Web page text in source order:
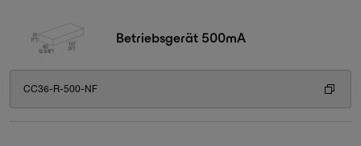
Betriebsgerät 500mA
CC36-R-500-NF